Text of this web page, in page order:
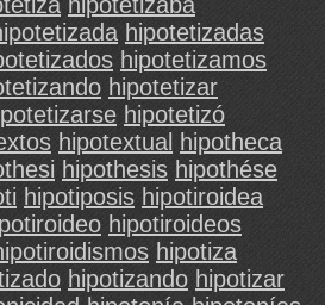
hipotetizadas
hipotetizamos
hipotetizar
hipotetizó
hipotextual hipotheca
hipothesis hipothése
hipotiposis hipotiroidea
hipotiroideos
hipotiza
hipotizando hipotizar